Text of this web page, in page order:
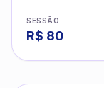
SESSÃO
R$ 80